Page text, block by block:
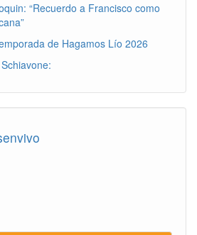
“Recuerdo a Francisco como
de Hagamos Lío 2026